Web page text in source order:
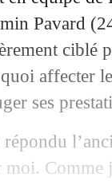
Pavard
ciblé
affecter
ses
Comme
par Cadix !
Tottenham
(fini)
compos